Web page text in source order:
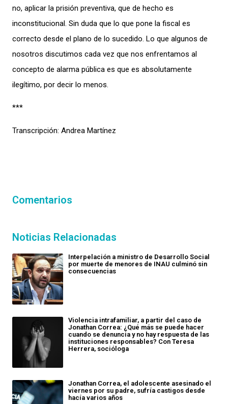
no, aplicar la prisión preventiva, que de hecho es
inconstitucional. Sin duda que lo que pone la fiscal es
correcto desde el plano de lo sucedido. Lo que algunos de
nosotros discutimos cada vez que nos enfrentamos al
concepto de alarma pública es que es absolutamente
ilegítimo, por decir lo menos.
***
Transcripción: Andrea Martínez
Comentarios
Noticias Relacionadas
Interpelación a ministro de Desarrollo Social
por muerte de menores de INAU culminó sin
consecuencias
Violencia intrafamiliar, a partir del caso de
Jonathan Correa: ¿Qué más se puede hacer
cuando se denuncia y no hay respuesta de las
instituciones responsables? Con Teresa
Herrera, socióloga
Jonathan Correa, el adolescente asesinado el
viernes por su padre, sufría castigos desde
hacía varios años